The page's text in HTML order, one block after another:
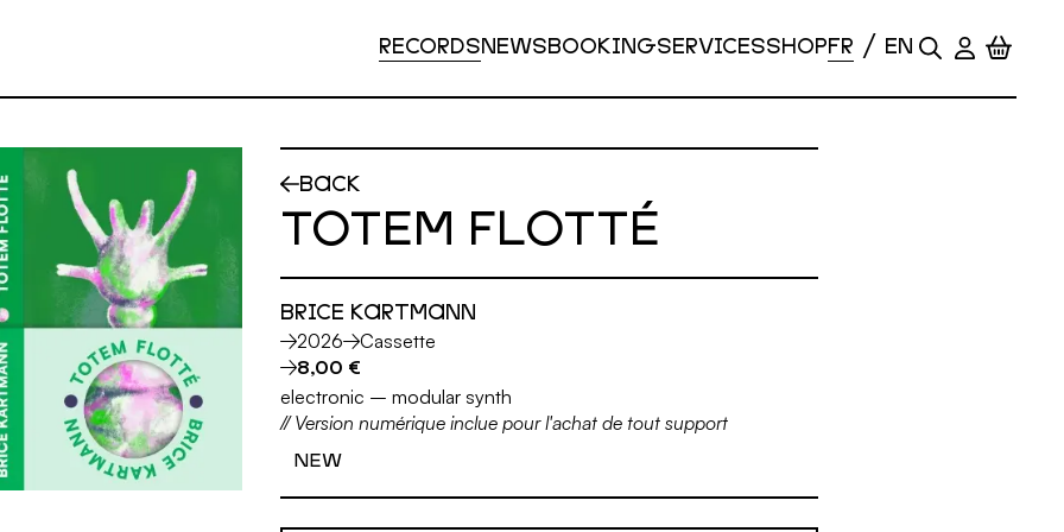
RECORDSNEWSBOOKINGSERVICESSHOP
BACK
TOTEM FLOTTÉ
BRICE KARTMANN
2026
Cassette
8,00 €
electronic –modular synth
// Version numérique inclue pour l'achat de tout support
NEW